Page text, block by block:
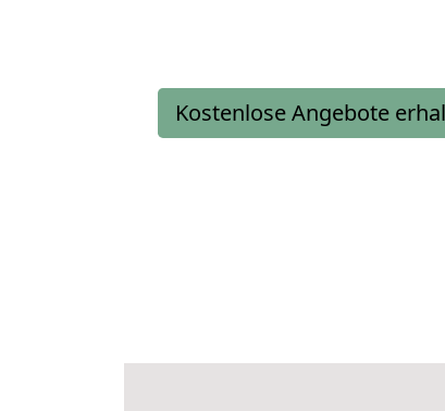
Kostenlose Angebote